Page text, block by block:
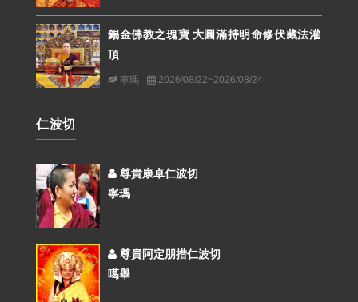
錫金佛教之瑰寶 大圓滿持明命修伏藏法灌
頂
寧瑪 2026/08/22~2026/08/24
仁波切
尊貴康卓仁波切
寧瑪
尊貴阿定朋措仁波切
噶舉